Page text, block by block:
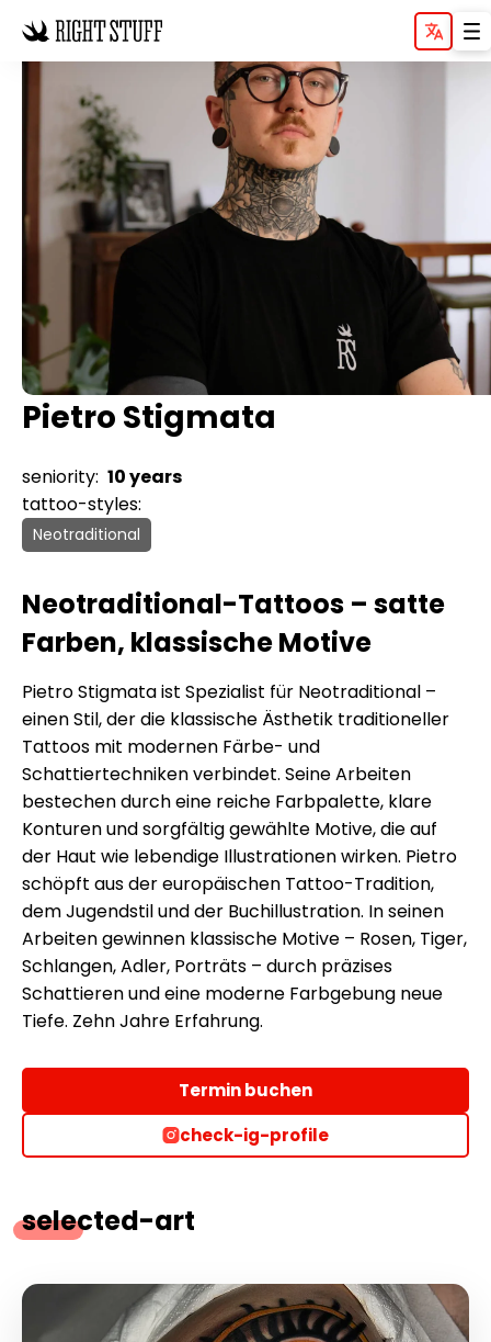
Pietro Stigmata
seniority: 10 years
tattoo-styles:
Neotraditional
Neotraditional-Tattoos – satte
Farben, klassische Motive
Pietro Stigmata ist Spezialist für Neotraditional –
einen Stil, der die klassische Ästhetik traditioneller
Tattoos mit modernen Färbe- und
Schattiertechniken verbindet. Seine Arbeiten
bestechen durch eine reiche Farbpalette, klare
Konturen und sorgfältig gewählte Motive, die auf
der Haut wie lebendige Illustrationen wirken. Pietro
schöpft aus der europäischen Tattoo-Tradition,
dem Jugendstil und der Buchillustration. In seinen
Arbeiten gewinnen klassische Motive – Rosen, Tiger,
Schlangen, Adler, Porträts – durch präzises
Schattieren und eine moderne Farbgebung neue
Tiefe. Zehn Jahre Erfahrung.
Termin buchen
check-ig-profile
selected-art